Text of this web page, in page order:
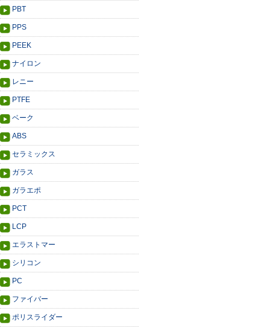
PBT
PPS
PEEK
ナイロン
レニー
PTFE
ベーク
ABS
セラミックス
ガラス
ガラエポ
PCT
LCP
エラストマー
シリコン
PC
ファイバー
ポリスライダー